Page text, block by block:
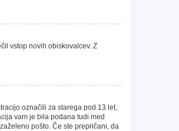
vstop novih obiskovalcev. Z
označili za starega pod 13 let,
vam je bila podana tudi med
pošto. Če ste prepričani, da